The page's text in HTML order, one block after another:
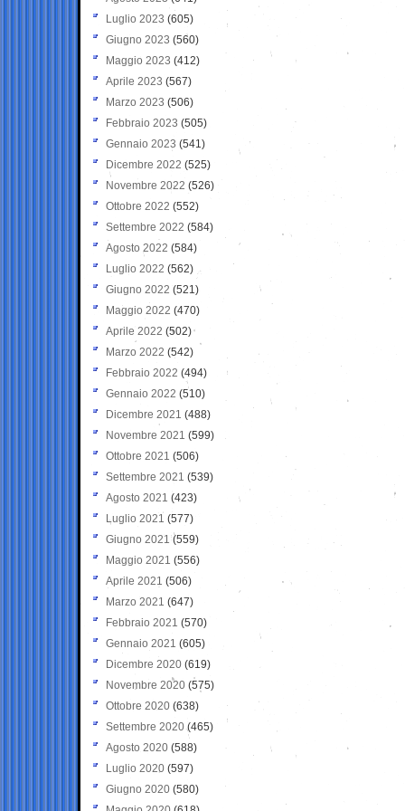
Luglio 2023 (605)
Giugno 2023 (560)
Maggio 2023 (412)
Aprile 2023 (567)
Marzo 2023 (506)
Febbraio 2023 (505)
Gennaio 2023 (541)
Dicembre 2022 (525)
Novembre 2022 (526)
Ottobre 2022 (552)
Settembre 2022 (584)
Agosto 2022 (584)
Luglio 2022 (562)
Giugno 2022 (521)
Maggio 2022 (470)
Aprile 2022 (502)
Marzo 2022 (542)
Febbraio 2022 (494)
Gennaio 2022 (510)
Dicembre 2021 (488)
Novembre 2021 (599)
Ottobre 2021 (506)
Settembre 2021 (539)
Agosto 2021 (423)
Luglio 2021 (577)
Giugno 2021(559)
Maggio 2021 (556)
Aprile 2021 (506)
Marzo 2021 (647)
Febbraio 2021 (570)
Gennaio 2021 (605)
Dicembre 2020 (619)
Novembre 2020 (575)
Ottobre 2020 (638)
Settembre 2020(465)
Agosto 2020 (588)
Luglio 2020 (597)
Giugno 2020 (580)